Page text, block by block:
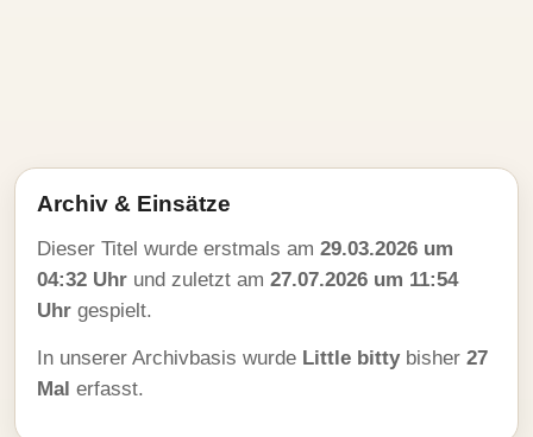
Archiv & Einsätze
Dieser Titel wurde erstmals am 29.03.2026 um
04:32 Uhr und zuletzt am 27.07.2026 um 11:54
Uhr gespielt.
In unserer Archivbasis wurde Little bittybisher 27
Mal erfasst.